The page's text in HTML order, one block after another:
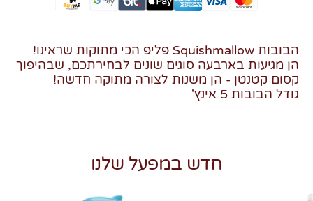
הבובות Squishmallow פליפ הכי מתוקות שראינו!
הן מגיעות בארבעה סוגים שונים לבחירתכם, שבהיפוך
קסום קטנטן - הן משנות לצורה מתוקה חדשה!
גודל הבובות 5 אינץ'
חדש במפעל שלנו